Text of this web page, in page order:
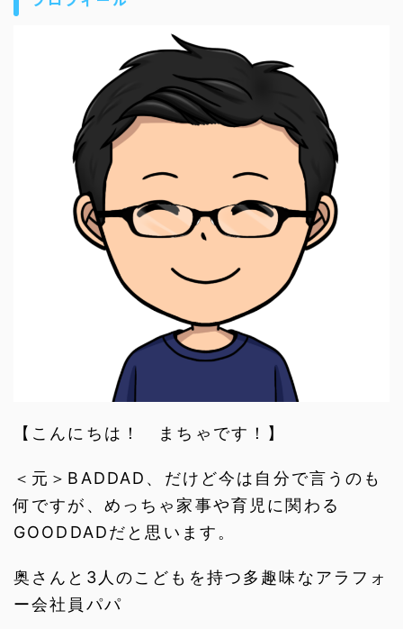
【こんにちは！ まちゃです！】
＜元＞BADDAD、だけど今は自分で言うのも
何ですが、めっちゃ家事や育児に関わる
GOODDADだと思います。
奥さんと3人のこどもを持つ多趣味なアラフォ
ー会社員パパ